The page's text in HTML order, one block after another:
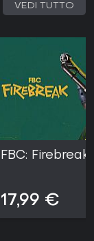
VEDI TUTTO
FBC: Firebreak
17,99 €